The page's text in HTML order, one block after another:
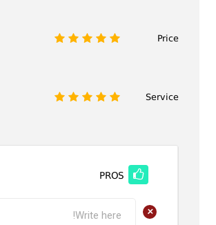
Price
5
4
3
2
Service
5
4
3
2
PROS
+